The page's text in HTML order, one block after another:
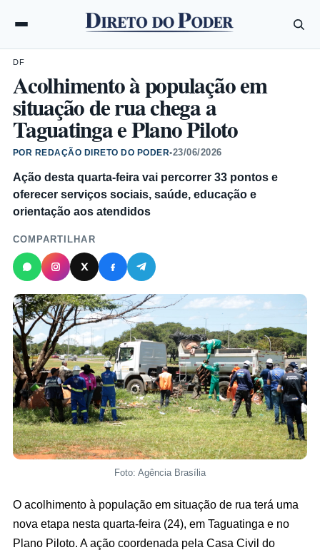
DF
Acolhimento à população em
situação de rua chega a
Taguatinga e Plano Piloto
POR REDAÇÃO DIRETO DO PODER•23/06/2026
Ação desta quarta-feira vai percorrer 33 pontos e
oferecer serviços sociais, saúde, educação e
orientação aos atendidos
COMPARTILHAR
Foto: Agência Brasília
O acolhimento à população em situação de rua terá uma
nova etapa nesta quarta-feira (24), em Taguatinga e no
Plano Piloto. A ação coordenada pela Casa Civil do